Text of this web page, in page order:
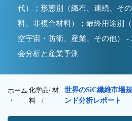
代）；形態別（織布、連続、そ
料、非複合材料）；最終用途別
空宇宙・防衛、産業、その他） -
会分析と産業予測
ホーム
/
化学品/ 材
料 /
世界のSiC繊維市場
ンド分析レポート